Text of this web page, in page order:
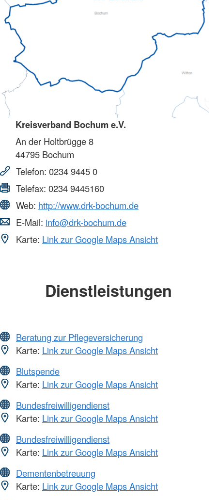
Kreisverband Bochum e.V.
An der Holtbrügge 8
44795 Bochum
Telefon: 0234 9445 0
Telefax: 0234 9445160
Web: http://www.drk-bochum.de
E-Mail: info@drk-bochum.de
Karte: Link zur Google Maps Ansicht
Dienstleistungen
Beratung zur Pflegeversicherung
Karte: Link zur Google Maps Ansicht
Blutspende
Karte: Link zur Google Maps Ansicht
Bundesfreiwilligendienst
Karte: Link zur Google Maps Ansicht
Bundesfreiwilligendienst
Karte: Link zur Google Maps Ansicht
Dementenbetreuung
Karte: Link zur Google Maps Ansicht